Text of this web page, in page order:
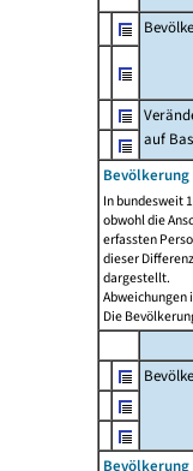
auf
Bevölkerung
In bundesweit
obwohl die
erfassten
dieser
dargestellt.
Abweichungen
Die